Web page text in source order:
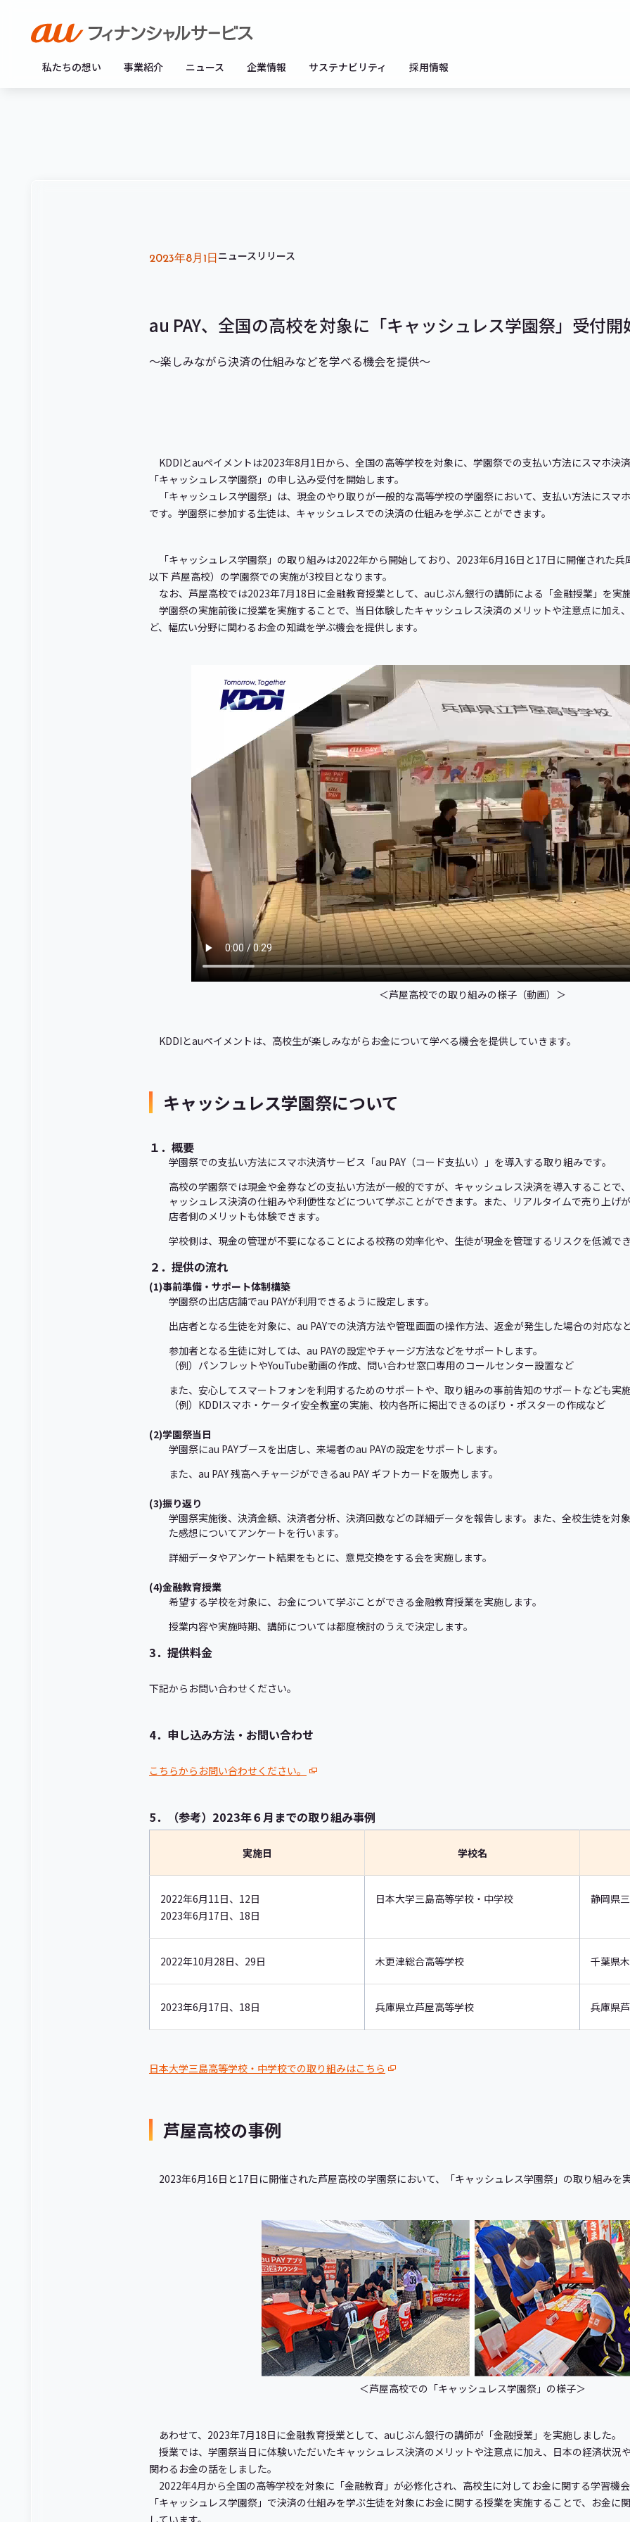
私たちの想い 事業紹介 ニュース 企業情報 サステナビリティ 採用情報
2023年8月1日 ニュースリリース
au PAY、全国の高校を対象に「キャッシュレス学園祭」受付開
～楽しみながら決済の仕組みなどを学べる機会を提供～
KDDIとauペイメントは2023年8月1日から、全国の高等学校を対象に、学園祭での支払い方法にスマホ決
「キャッシュレス学園祭」の申し込み受付を開始します。
「キャッシュレス学園祭」は、現金のやり取りが一般的な高等学校の学園祭において、支払い方法にスマ
です。学園祭に参加する生徒は、キャッシュレスでの決済の仕組みを学ぶことができます。
「キャッシュレス学園祭」の取り組みは2022年から開始しており、2023年6月16日と17日に開催された
以下 芦屋高校）の学園祭での実施が3校目となります。
なお、芦屋高校では2023年7月18日に金融教育授業として、auじぶん銀行の講師による「金融授業」を実
学園祭の実施前後に授業を実施することで、当日体験したキャッシュレス決済のメリットや注意点に加え
ど、幅広い分野に関わるお金の知識を学ぶ機会を提供します。
＜芦屋高校での取り組みの様子（動画）＞
KDDIとauペイメントは、高校生が楽しみながらお金について学べる機会を提供していきます。
キャッシュレス学園祭について
１．概要
学園祭での支払い方法にスマホ決済サービス「au PAY（コード支払い）」を導入する取り組みです。
高校の学園祭では現金や金券などの支払い方法が一般的ですが、キャッシュレス決済を導入することで
ャッシュレス決済の仕組みや利便性などについて学ぶことができます。また、リアルタイムで売り上げ
店者側のメリットも体験できます。
学校側は、現金の管理が不要になることによる校務の効率化や、生徒が現金を管理するリスクを低減で
２．提供の流れ
(1)事前準備・サポート体制構築
学園祭の出店店舗でau PAYが利用できるように設定します。
出店者となる生徒を対象に、au PAYでの決済方法や管理画面の操作方法、返金が発生した場合の対応な
参加者となる生徒に対しては、au PAYの設定やチャージ方法などをサポートします。
（例）パンフレットやYouTube動画の作成、問い合わせ窓口専用のコールセンター設置など
また、安心してスマートフォンを利用するためのサポートや、取り組みの事前告知のサポートなども実
（例）KDDIスマホ・ケータイ安全教室の実施、校内各所に掲出できるのぼり・ポスターの作成など
(2)学園祭当日
学園祭にau PAYブースを出店し、来場者のau PAYの設定をサポートします。
また、au PAY 残高へチャージができるau PAY ギフトカードを販売します。
(3)振り返り
学園祭実施後、決済金額、決済者分析、決済回数などの詳細データを報告します。また、全校生徒を対
た感想についてアンケートを行います。
詳細データやアンケート結果をもとに、意見交換をする会を実施します。
(4)金融教育授業
希望する学校を対象に、お金について学ぶことができる金融教育授業を実施します。
授業内容や実施時期、講師については都度検討のうえで決定します。
3．提供料金
下記からお問い合わせください。
4．申し込み方法・お問い合わせ
こちらからお問い合わせください。
5．（参考）2023年６月までの取り組み事例
実施日 学校名
2022年6月11日、12日
2023年6月17日、18日
日本大学三島高等学校・中学校 静岡県
2022年10月28日、29日 木更津総合高等学校 千葉県
2023年6月17日、18日 兵庫県立芦屋高等学校 兵庫県
日本大学三島高等学校・中学校での取り組みはこちら
芦屋高校の事例
2023年6月16日と17日に開催された芦屋高校の学園祭において、「キャッシュレス学園祭」の取り組みを
＜芦屋高校での「キャッシュレス学園祭」の様子＞
あわせて、2023年7月18日に金融教育授業として、auじぶん銀行の講師が「金融授業」を実施しました。
授業では、学園祭当日に体験いただいたキャッシュレス決済のメリットや注意点に加え、日本の経済状況
関わるお金の話をしました。
2022年4月から全国の高等学校を対象に「金融教育」が必修化され、高校生に対してお金に関する学習機
「キャッシュレス学園祭」で決済の仕組みを学ぶ生徒を対象にお金に関する授業を実施することで、お金に
しています。